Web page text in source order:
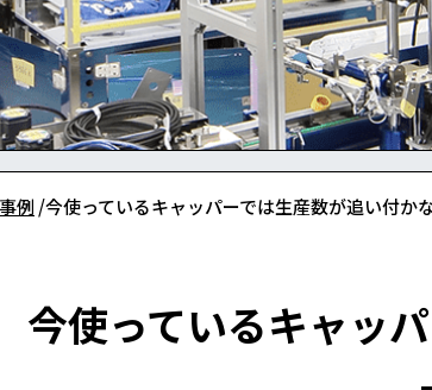
例 今使っているキャッパーでは生産数が追い付か
今使っているキャッ